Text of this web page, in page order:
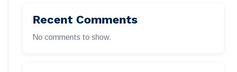
Recent Comments
No comments to show.